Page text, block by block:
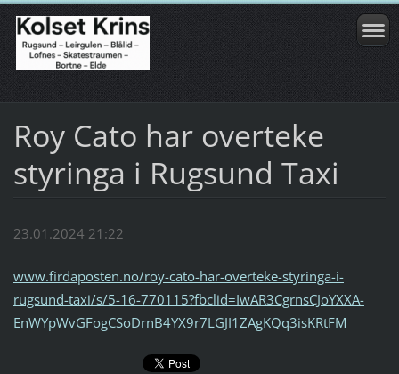
Roy Cato har overteke
styringa i Rugsund Taxi
23.01.2024 21:22
www.firdaposten.no/roy-cato-har-overteke-styringa-i-
rugsund-taxi/s/5-16-770115?fbclid=IwAR3CgrnsCJoYXXA-
EnWYpWvGFogCSoDrnB4YX9r7LGJI1ZAgKQq3isKRtFM